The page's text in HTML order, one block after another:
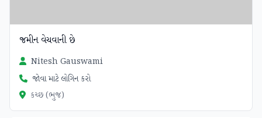
જમીન વેચવાની છે
Nitesh Gauswami
જોવા માટે લોગિન કરો
કચ્છ (ભુજ)